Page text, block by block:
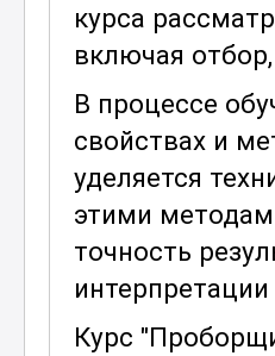
курса
включая
В процессе
свойствах и
уделяется
этими
точность
Курс